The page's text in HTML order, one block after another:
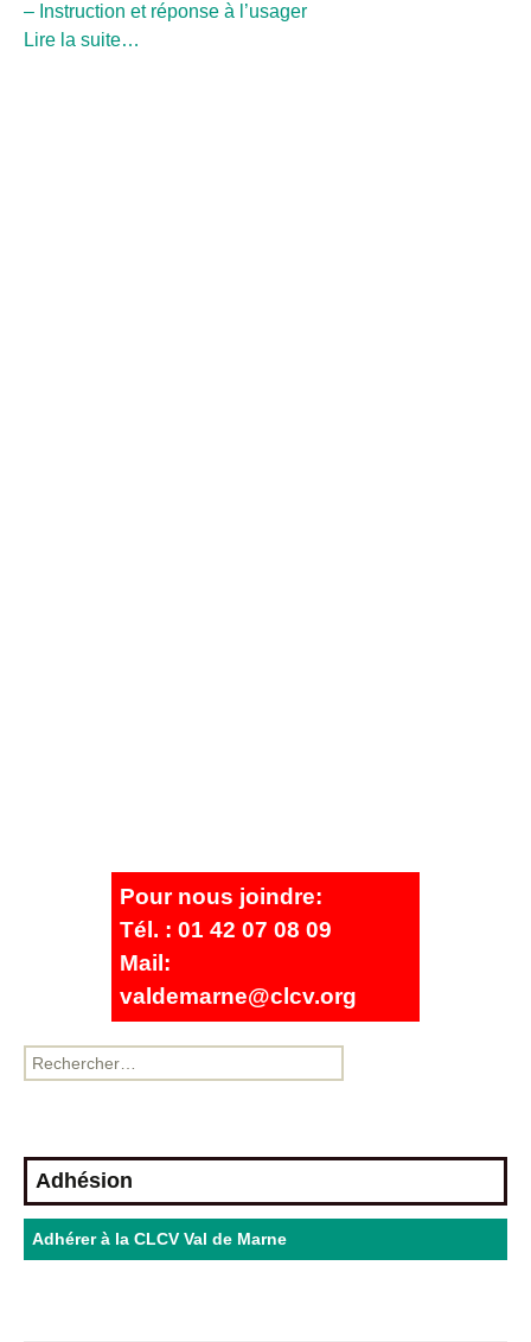
– Instruction et réponse à l’usager
Lire la suite…
Pour nous joindre:
Tél. : 01 42 07 08 09
Mail:
valdemarne@clcv.org
Adhésion
Adhérer à la CLCV Val de Marne